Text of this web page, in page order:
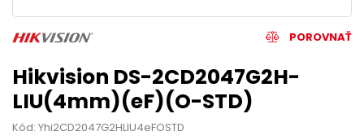
POROVNAŤ
Hikvision DS-2CD2047G2H-
LIU(4mm)(eF)(O-STD)
Kód: Yhi2CD2047G2HLIU4eFOSTD